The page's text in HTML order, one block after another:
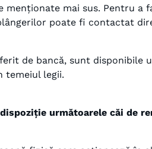
mai sus. Pentru
poate fi contactat
de bancă, sunt disponibile
temeiul legii.
următoarele căi de